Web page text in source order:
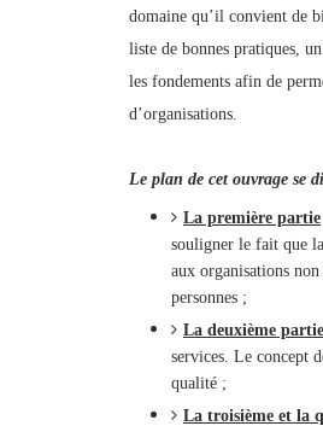
domaine qu’il convient de
liste de bonnes pratiques,
les fondements afin de
d’organisations.
Le plan de cet ouvrage se
La première partie
souligner le fait que
aux organisations
personnes ;
La deuxième partie
services. Le concept
qualité ;
La troisième et la